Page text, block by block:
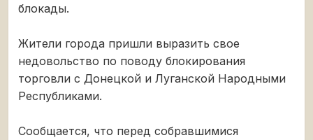
блокады.
Жители города пришли выразить свое
недовольство по поводу блокирования
торговли с Донецкой и Луганской Народными
Республиками.
Сообщается, что перед собравшимися